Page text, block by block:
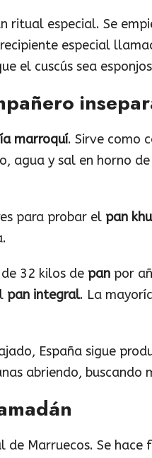
ritual especial. Se
especial
el cuscús sea
marroquí. Sirve como
agua y sal en horno
para probar el pan
32 kilos de pan por
pan integral. La
España sigue
abriendo, buscando
de Marruecos. Se hace